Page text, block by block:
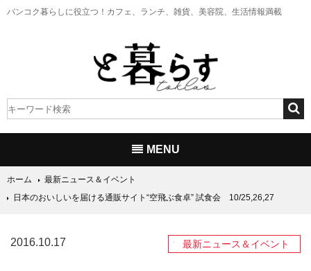
バンコク暮らしに役立つ！ カフェ、ランチ、雑貨、美容院、生活情報満載
MENU
ホーム
最新ニュース＆イベント
日本のおいしいを届ける通販サイト“空飛ぶ食卓” 試食会 10/25,26,27
2016.10.17 最新ニュース＆イベント